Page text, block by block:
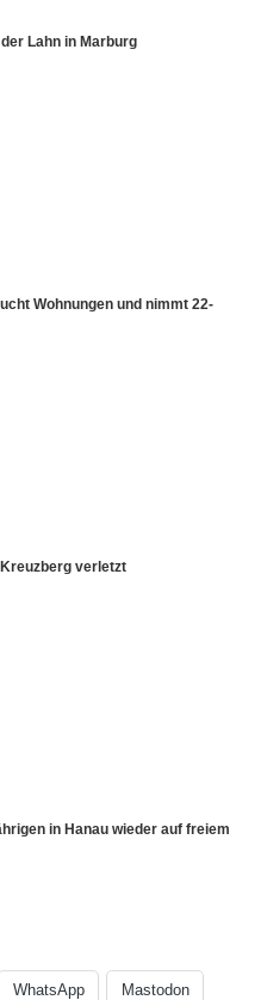
Lahn in Marburg
Wohnungen und nimmt 22-
verletzt
in Hanau wieder auf freiem
WhatsApp Mastodon